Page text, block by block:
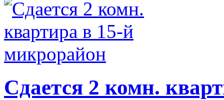
Сдается 2 комн.